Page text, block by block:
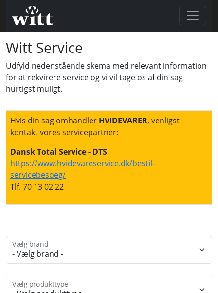
Witt Service
Udfyld nedenstående skema med relevant information
for at rekvirere service og vi vil tage os af din sag
hurtigst muligt.
Hvis din sag omhandler HVIDEVARER, venligst
kontakt vores servicepartner:
Dansk Total Service - DTS
https://www.hvidevareservice.dk/bestil-
servicebesoeg/
Tlf. 70 13 02 22
Vælg brand
Vælg produkttype